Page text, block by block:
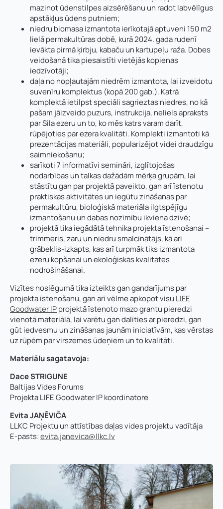
mazinot ūdenstilpes aizsērēšanu un radot labvēlīgus
apstākļus ūdens putniem;
niedru biomasa izmantota ierīkotajā aptuveni 150 m2
lielā permakultūras dobē, kurā 2024. gada rudenī
ievākta pirmā ķirbju, kabaču un kartupeļu raža. Dobes
veidošanā tika piesaistīti vietējās kopienas
iedzīvotāji;
daļa no nopļautajām niedrēm izmantota, lai izveidotu
suvenīru komplektus (kopā 200 gab.). Katrā
komplektā ietilpst speciāli sagrieztas niedres, no kā
pašam jāizveido puzurs, instrukcija, neliels apraksts
par Sila ezeru un to, ko mēs katrs varam darīt,
rūpējoties par ezera kvalitāti. Komplekti izmantoti kā
prezentācijas materiāli, popularizējot videi draudzīgu
saimniekošanu;
sarīkoti 7 informatīvi semināri, izglītojošas
nodarbības un talkas dažādām mērķa grupām, lai
stāstītu gan par projektā paveikto, gan arī īstenotu
praktiskas aktivitātes un iegūtu zināšanas par
permakultūru, bioloģiskā materiāla ilgtspējīgu
izmantošanu un dabas nozīmību ikviena dzīvē;
projektā tika iegādātā tehnika projekta īstenošanai –
trimmeris, zaru un niedru smalcinātājs, kā arī
grābeklis-izkapts, kas arī turpmāk tiks izmantota
ezeru kopšanai un ekoloģiskās kvalitātes
nodrošināšanai.
Vizītes noslēgumā tika izteikts gan gandarījums par
projekta īstenošanu, gan arī vēlme apkopot visu LIFE
Goodwater IPprojektā īstenoto mazo grantu pieredzi
vienotā materiālā, lai varētu gan dalīties ar pieredzi, gan
gūt iedvesmu un zināšanas jaunām iniciatīvām, kas vērstas
uz rūpēm par virszemes ūdeņiem un to kvalitāti.
Materiālu sagatavoja:
Dace STRIGUNE
Baltijas Vides Forums
Projekta LIFE Goodwater IP koordinatore
Evita JAŅĒVIČA
LLKC Projektu un attīstības daļas vides projektu vadītāja
E-pasts:evita.janevica@llkc.lv
Vārds, uzvārds*